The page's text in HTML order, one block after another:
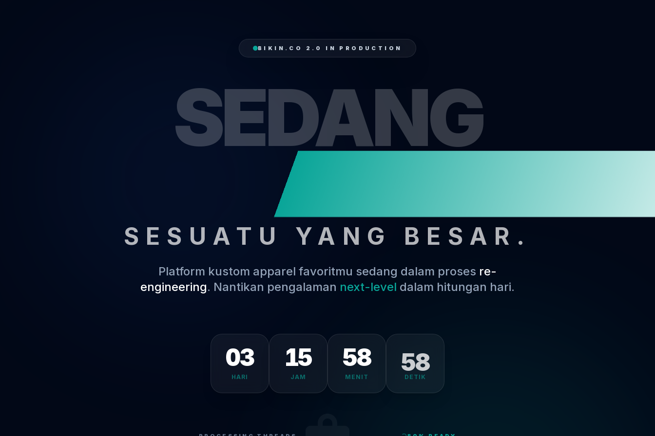
BIKIN.CO 2.0 IN PRODUCTION
SEDANG
SESUATU YANG BESAR.
Platform kustom apparel favoritmu sedang dalam proses re-
engineering. Nantikan pengalaman next-level dalam hitungan hari.
03
HARI
15
JAM
58
MENIT
58
DETIK